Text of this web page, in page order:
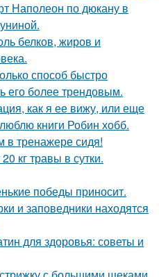
Наполеон по дюкану в
белков, жиров и
способ быстро
его более трендовым.
как я ее вижу, или еще
книги Робин хобб.
тренажере сидя!
кг травы в сутки.
победы приносит.
и заповедники находятся
для здоровья: советы и